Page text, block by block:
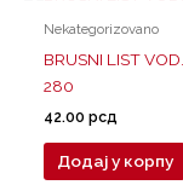
Nekategorizovano
BRUSNI LIST
280
42.00рсд
Додај у корпу